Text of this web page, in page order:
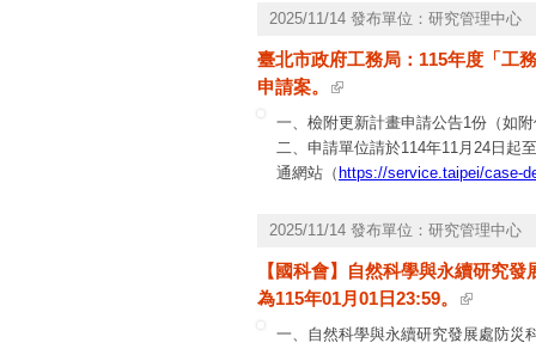
增計畫形式完成計畫研提。
4.為提升計畫研提品質，特編列計畫
相關研究機關(構)參考。
5.為響應環保減少用紙，請於系統
為憑)，逾期概不受理。
三、本署科技計畫經費編列請依據「
年12月31日止，各計畫之預算額度詳
2025/11/14 發布單位：研究管理中心
臺北市政府工務局：115年度「工
申請案。
一、檢附更新計畫申請公告1份（如
二、申請單位請於114年11月24日起
通網站（ https://service.taipei/case-
2025/11/14 發布單位：研究管理中心
【國科會】自然科學與永續研究
為115年01月01日23:59。
一、自然科學與永續研究發展處防災